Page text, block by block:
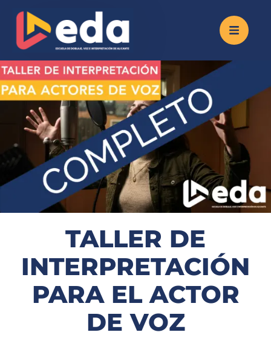
TALLER DE
INTERPRETACIÓN
PARA EL ACTOR
DE VOZ